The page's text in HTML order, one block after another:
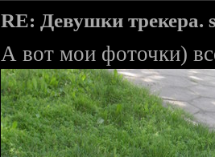
RE: Девушки трекера.
А вот мои фоточки)